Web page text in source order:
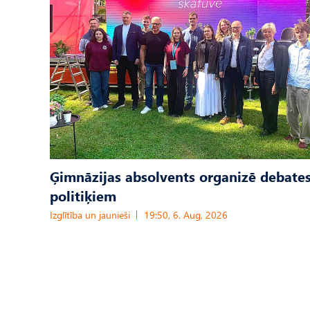
Ģimnāzijas absolvents organizē
politiķiem
Izglītība un jaunieši 19:50, 6. Aug, 2026